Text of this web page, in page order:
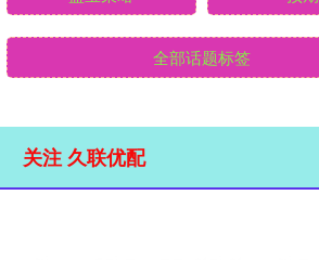
全部话题标签
关注 久联优配